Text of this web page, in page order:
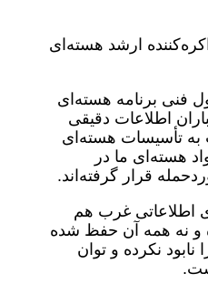
ارشد هسته‌ای
فنی برنامه هسته‌ای
اطلاعات دقیقی
به تأسیسات هسته‌ای
هسته‌ای ما در
قرار گرفته‌اند.
اطلاعاتی غرب هم
و نه همه آن حفظ شده
نکرده و توان